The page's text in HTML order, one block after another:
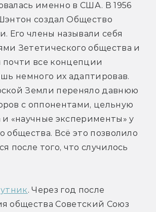
именно в США. В 1956
создал Общество
Его члены называли себя
Зететического общества и
почти все концепции
немного их адаптировав.
Земли переняло давнюю
с оппонентами, цельную
«научные эксперименты» у
общества. Всё это позволило
после того, что случилось
. Через год после
общества Советский Союз